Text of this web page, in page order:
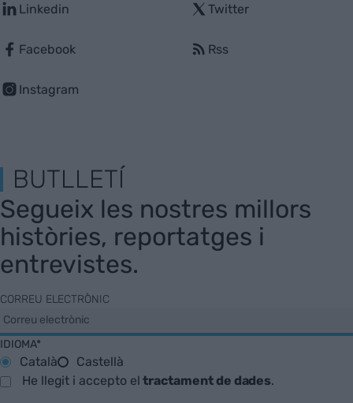
Linkedin
Facebook
Instagram
Twitter
Rss
BUTLLETÍ
Segueix les nostres millors
històries, reportatges i
entrevistes.
CORREU ELECTRÒNIC
IDIOMA*
Català
Castellà
He llegit i accepto eltractament de dades.